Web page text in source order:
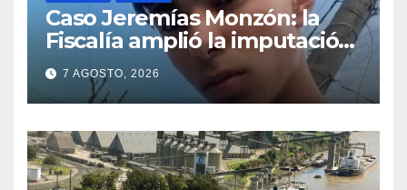
Caso Jeremías Monzón: la
Fiscalía amplió la imputación
contra la menor acusada del
crimen y la causa se
encamina al juicio por jurados
7 AGOSTO, 2026